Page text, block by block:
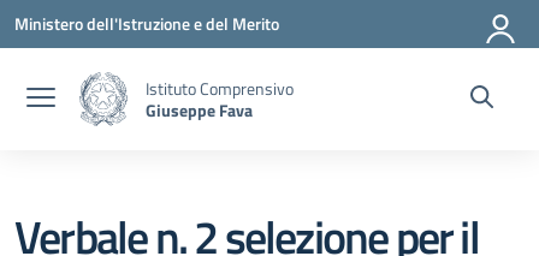
Vai ai contenuti
Vai al menu di navigazione
Vai al footer
Ministero dell'Istruzione e del Merito
Istituto Comprensivo
Giuseppe Fava
Verbale n. 2 selezione per il